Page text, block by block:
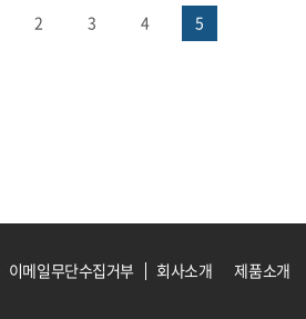
2 3 4 5
이메일무단수집거부 회사소개
제품소개